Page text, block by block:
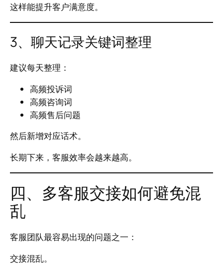
这样能提升客户满意度。
3、聊天记录关键词整理
建议每天整理：
高频投诉词
高频咨询词
高频售后问题
然后新增对应话术。
长期下来，客服效率会越来越高。
四、多客服交接如何避免混
乱
客服团队最容易出现的问题之一：
交接混乱。